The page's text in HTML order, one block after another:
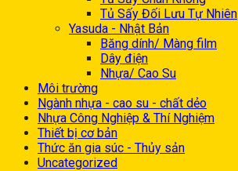
Tủ Sấy Đối Lưu Tự Nhiên
Yasuda - Nhật Bản
Băng dính/ Màng film
Dây điện
Nhựa/ Cao Su
Môi trường
Ngành nhựa - cao su - chất dẻo
Nhựa Công Nghiệp & Thí Nghiệm
Thiết bị cơ bản
Thức ăn gia súc - Thủy sản
Uncategorized